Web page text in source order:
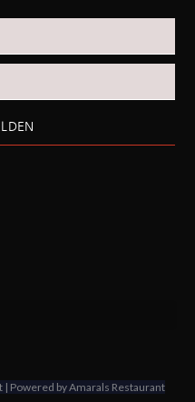
Powered by Amarals Restaurant